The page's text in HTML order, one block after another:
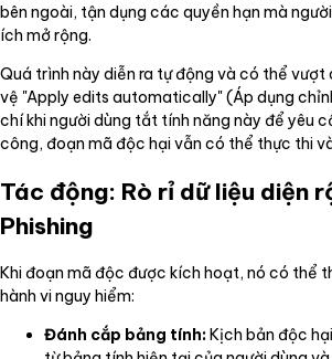
bên ngoài, tận dụng các quyền hạn mà
ích mở rộng.
Quá trình này diễn ra tự động và có thể
vệ "Apply edits automatically" (Áp dụng
chí khi người dùng tắt tính năng này để yêu
công, đoạn mã độc hại vẫn có thể thực thi
Tác động: Rò rỉ dữ liệu diện
Phishing
Khi đoạn mã độc được kích hoạt, nó có thể
hành vi nguy hiểm:
Đánh cắp bảng tính: Kịch bản độc